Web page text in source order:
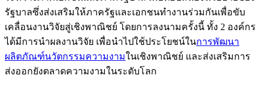
รัฐบาลซึ่งส่งเสริมให้ภาครัฐและเอกชนทำงานร่วมกันเพื่อขับ
เคลื่อนงานวิจัยสู่เชิงพาณิชย์ โดยการลงนามครั้งนี้ ทั้ง 2 องค์กร
ได้มีการนำผลงานวิจัย เพื่อนำไปใช้ประโยชน์ในการพัฒนา
ผลิตภัณฑ์นวัตกรรมความงามในเชิงพาณิชย์ และส่งเสริมการ
ส่งออกยังตลาดความงามในระดับโลก